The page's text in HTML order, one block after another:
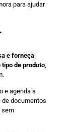
para ajudar
e forneça
tipo de produto
e agenda a
de documentos
sem